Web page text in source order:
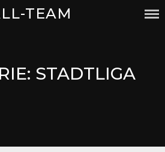
TEAM
STADTLIGA